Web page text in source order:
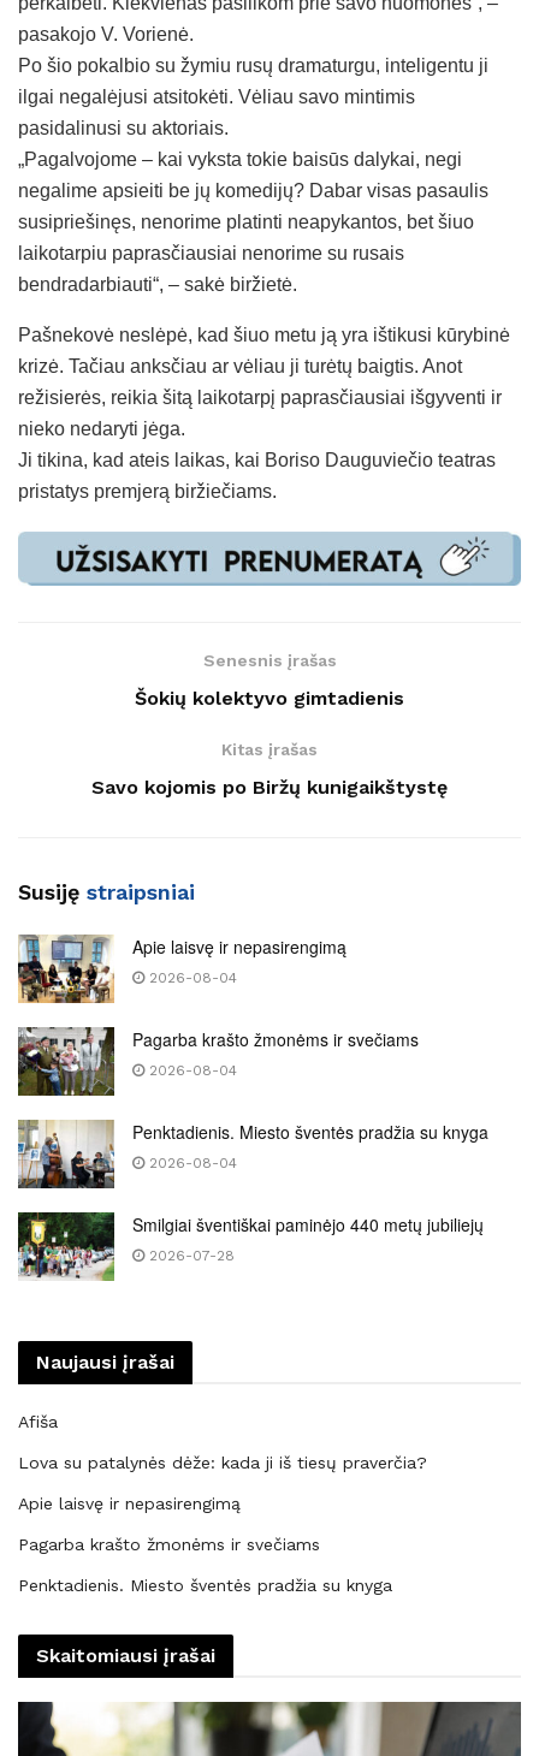
pasakojo V. Vorienė.
Po šio pokalbio su žymiu rusų dramaturgu, inteligentu ji
ilgai negalėjusi atsitokėti. Vėliau savo mintimis
pasidalinusi su aktoriais.
„Pagalvojome – kai vyksta tokie baisūs dalykai, negi
negalime apsieiti be jų komedijų? Dabar visas pasaulis
susipriešinęs, nenorime platinti neapykantos, bet šiuo
laikotarpiu paprasčiausiai nenorime su rusais
bendradarbiauti“, – sakė biržietė.
Pašnekovė neslėpė, kad šiuo metu ją yra ištikusi kūrybinė
krizė. Tačiau anksčiau ar vėliau ji turėtų baigtis. Anot
režisierės, reikia šitą laikotarpį paprasčiausiai išgyventi ir
nieko nedaryti jėga.
Ji tikina, kad ateis laikas, kai Boriso Dauguviečio teatras
pristatys premjerą biržiečiams.
Senesnis įrašas
Šokių kolektyvo gimtadienis
Kitas įrašas
Savo kojomis po Biržų kunigaikštystę
Susiję straipsniai
Apie laisvę ir nepasirengimą
2026-08-04
Pagarba krašto žmonėms ir svečiams
2026-08-04
Penktadienis. Miesto šventės pradžia su knyga
2026-08-04
Smilgiai šventiškai paminėjo 440 metų jubiliejų
2026-07-28
Naujausi įrašai
Afiša
Lova su patalynės dėže: kada ji iš tiesų praverčia?
Apie laisvę ir nepasirengimą
Pagarba krašto žmonėms ir svečiams
Penktadienis. Miesto šventės pradžia su knyga
Skaitomiausi įrašai